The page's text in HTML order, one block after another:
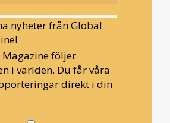
nyheter från Global
följer
i världen. Du får våra
direkt i din